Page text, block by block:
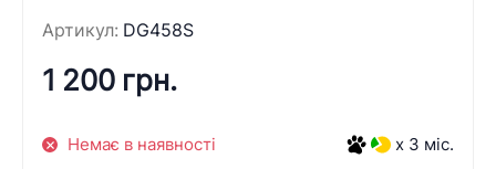
Артикул: DG458S
1 200 грн.
Немає в наявності x 3 міс.